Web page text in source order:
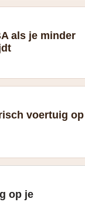
als je minder
voertuig op
op je